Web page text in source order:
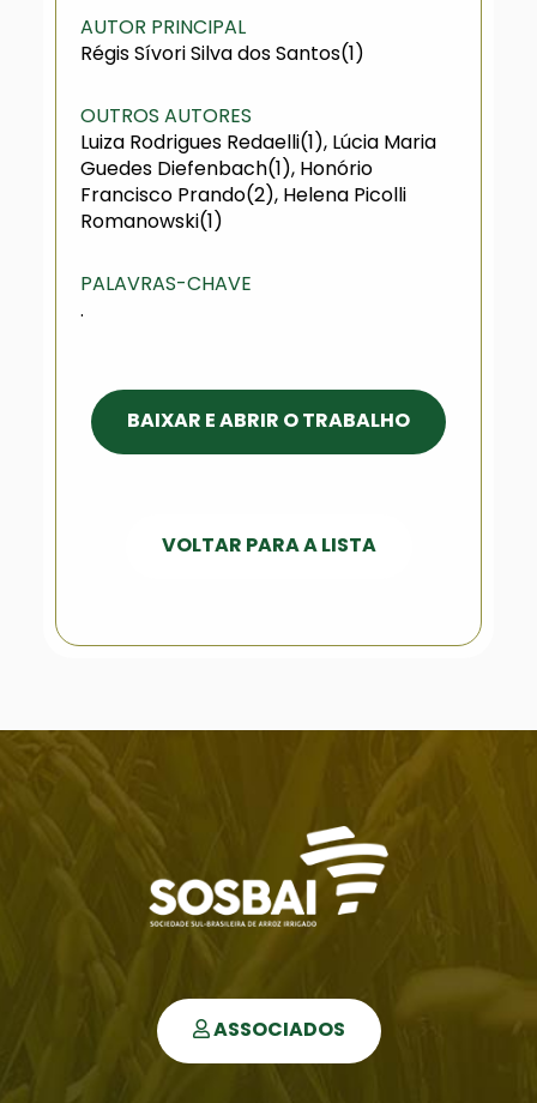
AUTOR PRINCIPAL
Régis Sívori Silva dos Santos(1)
OUTROS AUTORES
Luiza Rodrigues Redaelli(1), Lúcia Maria
Guedes Diefenbach(1), Honório
Francisco Prando(2), Helena Picolli
Romanowski(1)
PALAVRAS-CHAVE
.
BAIXAR E ABRIR O TRABALHO
VOLTAR PARA A LISTA
ASSOCIADOS